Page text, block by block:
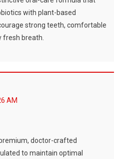
with plant-based
strong teeth, comfortable
fresh breath.
AM
doctor-crafted
to maintain optimal